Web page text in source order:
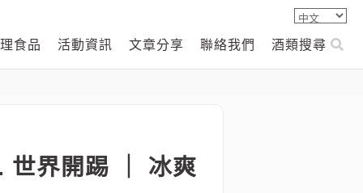
食品 活動資訊 文章分享 聯絡我們 酒類搜尋
世界開踢 ｜ 冰爽